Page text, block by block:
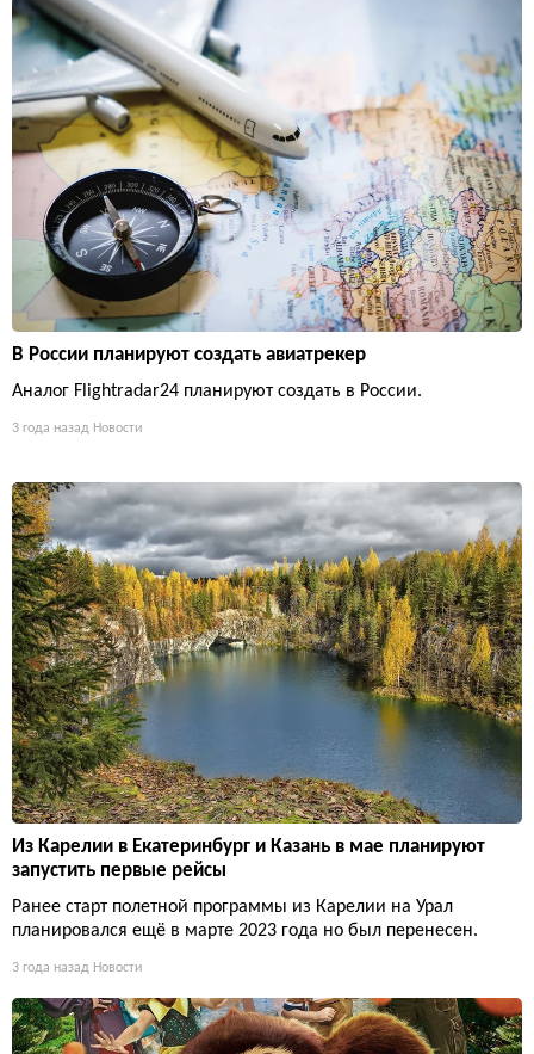
В России планируют создать авиатрекер
Аналог Flightradar24 планируют создать в России.
3 года назад Новости
Из Карелии в Екатеринбург и Казань в мае планируют
запустить первые рейсы
Ранее старт полетной программы из Карелии на Урал
планировался ещё в марте 2023 года но был перенесен.
3 года назад Новости